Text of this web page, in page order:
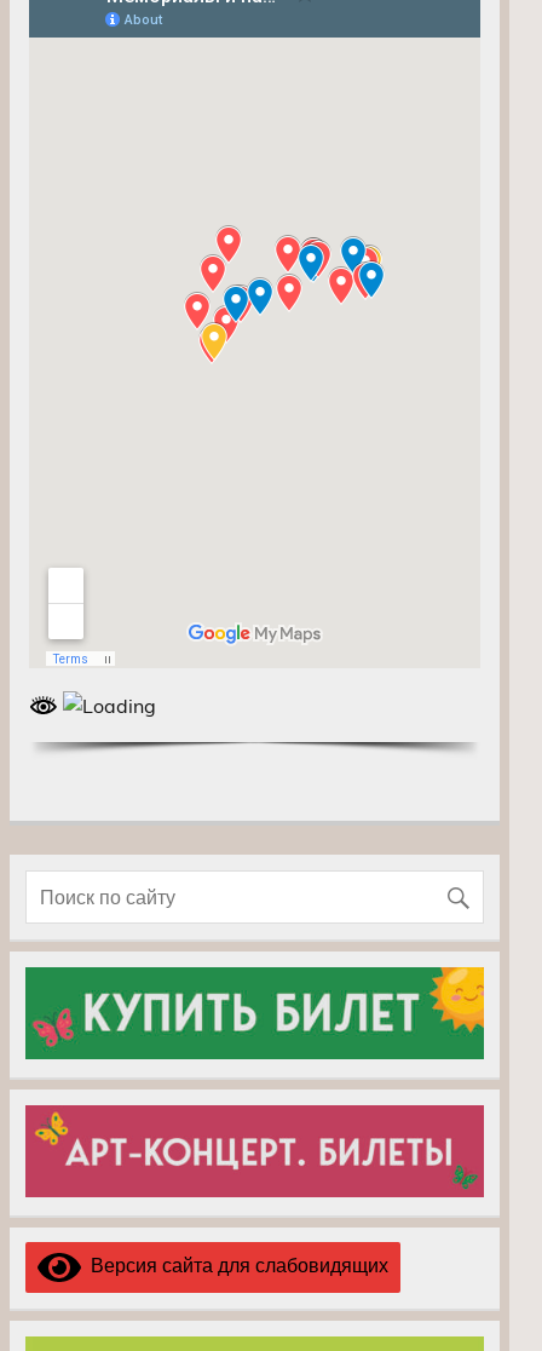
Версия сайта для слабовидящих